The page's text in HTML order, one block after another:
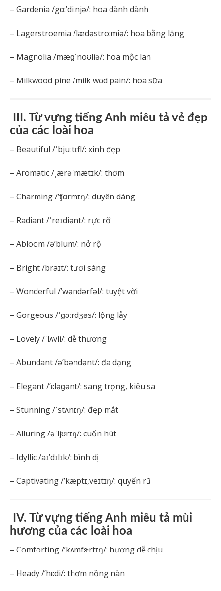
– Gardenia /gɑ:’di:njə/: hoa dành dành
– Lagerstroemia /lædəstro:miə/: hoa bằng lăng
– Magnolia /mæɡˈnoʊliə/: hoa mộc lan
– Milkwood pine /milk wʊd pain/: hoa sữa
III. Từ vựng tiếng Anh miêu tả vẻ đẹp
của các loài hoa
– Beautiful /ˈbjuːtɪfl/: xinh đẹp
– Aromatic /ˌærəˈmætɪk/: thơm
– Charming /’ʧɑrmɪŋ/: duyên dáng
– Radiant /ˈreɪdiənt/: rực rỡ
– Abloom /ə’blum/: nở rộ
– Bright /braɪt/: tươi sáng
– Wonderful /’wəndərfəl/: tuyệt vời
– Gorgeous /ˈɡɔːrdʒəs/: lộng lẫy
– Lovely /ˈlʌvli/: dễ thương
– Abundant /ə’bəndənt/: đa dạng
– Elegant /’ɛləɡənt/: sang trọng, kiêu sa
– Stunning /ˈstʌnɪŋ/: đẹp mắt
– Alluring /əˈljʊrɪŋ/: cuốn hút
– Idyllic /aɪ’dɪlɪk/: bình dị
– Captivating /’kæptɪ,veɪtɪŋ/: quyến rũ
IV. Từ vựng tiếng Anh miêu tả mùi
hương của các loài hoa
– Comforting /’kʌmfɝrtɪŋ/: hương dễ chịu
– Heady /’hɛdi/: thơm nồng nàn